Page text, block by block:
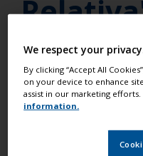
Humedad relativa, o
en el aire en forma de
cantidad máxima de
a una temperatura
humedad es del 50% a
aire contiene 50% del
agua que podría
We respect your
By clicking “Accept All
on your device to enhance
assist in our marketing efforts.
information.